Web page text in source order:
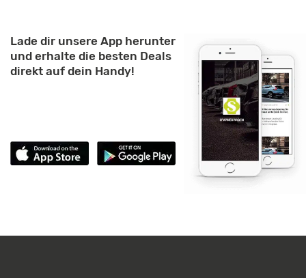
Lade dir unsere App herunter
und erhalte die besten Deals
direkt auf dein Handy!